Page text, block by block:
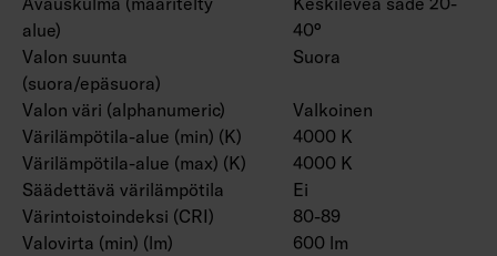
alue)
40°
Valon suunta
(suora/epäsuora)
Suora
Valon väri (alphanumeric)
Valkoinen
Värilämpötila-alue (min) (K)
4000 K
Värilämpötila-alue (max) (K)
4000 K
Säädettävä värilämpötila
Ei
Värintoistoindeksi (CRI)
80-89
Valovirta (min) (lm)
600 lm